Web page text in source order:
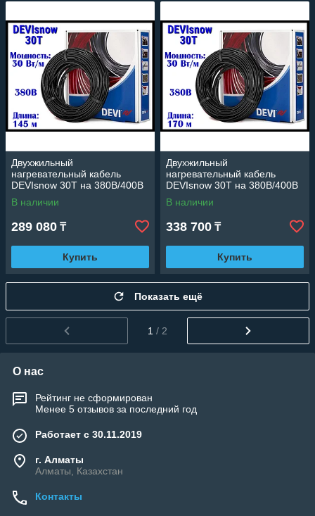
Двухжильный
нагревательный кабель
DEVIsnow 30T на 380В/400В
- 145 м. (DTCE-30,
мощность: 4295 Вт)
В наличии
289 080 ₸
Купить
Двухжильный
нагревательный кабель
DEVIsnow 30T на 380В/400В
- 170 м. (DTCE-30,
мощность: 4955 Вт)
В наличии
338 700 ₸
Купить
Показать ещё
1 / 2
О нас
Рейтинг не сформирован
Менее 5 отзывов за последний год
Работает с 30.11.2019
г. Алматы
Алматы, Казахстан
Контакты